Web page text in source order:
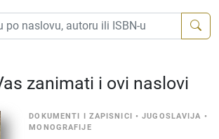
zanimati i ovi naslovi
DOKUMENTI I ZAPISNICI •JUGOSLAVIJA •
MONOGRAFIJE